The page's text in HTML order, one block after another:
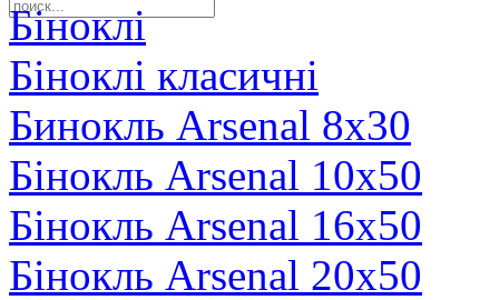
Біноклі
Біноклі класичні
Бинокль Arsenal 8x30
Бінокль Arsenal 10x50
Бінокль Arsenal 16x50
Бінокль Arsenal 20x50